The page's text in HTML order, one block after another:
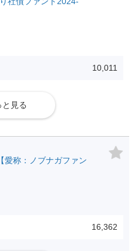
10,011
と見る
愛称：ノブナガファン
16,362